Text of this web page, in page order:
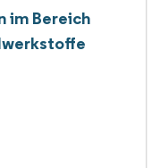
im Bereich